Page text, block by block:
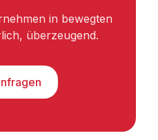
in bewegten
überzeugend.